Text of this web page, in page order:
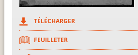
TÉLÉCHARGER
FEUILLETER